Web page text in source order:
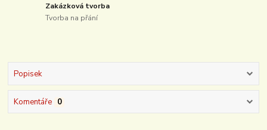
Zakázková tvorba
Tvorba na přání
Popisek
Komentáře 0